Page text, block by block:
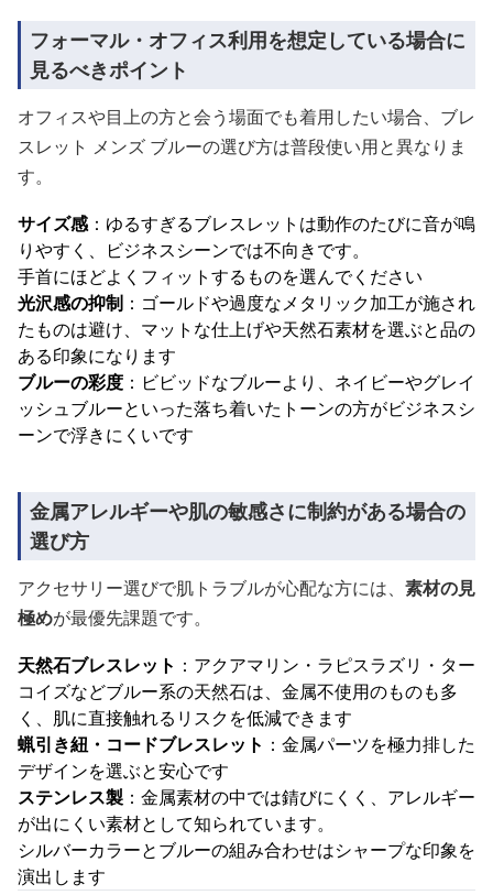
フォーマル・オフィス利用を想定している場合に
見るべきポイント
オフィスや目上の方と会う場面でも着用したい場合、ブレ
スレット メンズ ブルーの選び方は普段使い用と異なりま
す。
サイズ感：ゆるすぎるブレスレットは動作のたびに音が鳴
りやすく、ビジネスシーンでは不向きです。
手首にほどよくフィットするものを選んでください
光沢感の抑制 ：ゴールドや過度なメタリック加工が施され
たものは避け、マットな仕上げや天然石素材を選ぶと品の
ある印象になります
ブルーの彩度 ：ビビッドなブルーより、ネイビーやグレイ
ッシュブルーといった落ち着いたトーンの方がビジネスシ
ーンで浮きにくいです
金属アレルギーや肌の敏感さに制約がある場合の
選び方
アクセサリー選びで肌トラブルが心配な方には、 素材の見
極めが最優先課題です。
天然石ブレスレット ：アクアマリン・ラピスラズリ・ター
コイズなどブルー系の天然石は、金属不使用のものも多
く、肌に直接触れるリスクを低減できます
蝋引き紐・コードブレスレット ：金属パーツを極力排した
デザインを選ぶと安心です
ステンレス製 ：金属素材の中では錆びにくく、アレルギー
が出にくい素材として知られています。
シルバーカラーとブルーの組み合わせはシャープな印象を
演出します